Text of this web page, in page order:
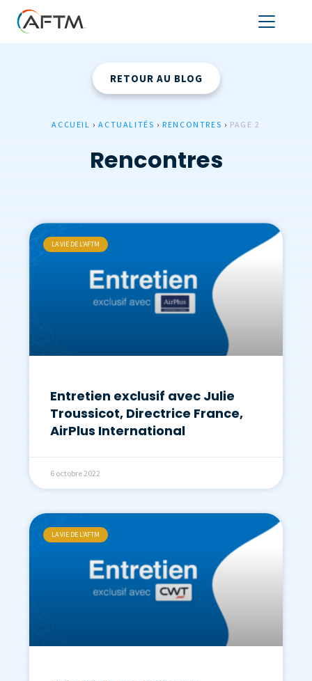
RETOUR AU BLOG
ACCUEIL ›ACTUALITÉS › RENCONTRES › PAGE 2
Rencontres
LA VIE DE L'AFTM
Entretien exclusif avec Julie
Troussicot, Directrice France,
AirPlus International
6 octobre 2022
LA VIE DE L'AFTM